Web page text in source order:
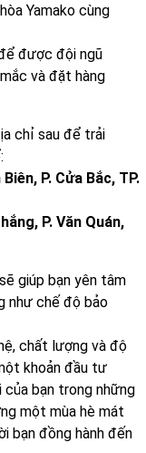
Yamako cùng
được đội ngũ
và đặt hàng
chỉ sau để trải
P. Cửa Bắc, TP.
P. Văn Quán,
giúp bạn yên tâm
như chế độ bảo
chất lượng và độ
khoản đầu tư
bạn trong những
một mùa hè mát
bạn đồng hành đến